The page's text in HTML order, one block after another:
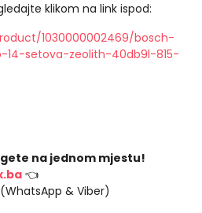
klikom na link ispod:
1030000002469/bosch-
14-setova-zeolith-40db9l-815-
na jednom mjestu!
👈
& Viber)